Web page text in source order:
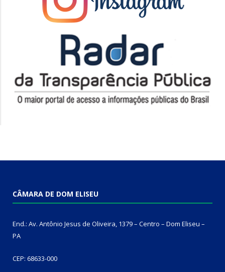
CÂMARA DE DOM ELISEU
End.: Av. Antônio Jesus de Oliveira, 1379 – Centro – Dom Eliseu –
PA
CEP: 68633-000